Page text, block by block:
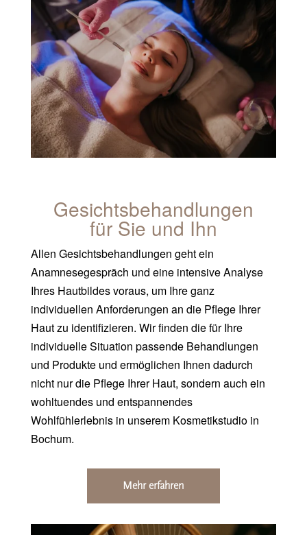
Gesichts­behandlungen
für Sie und Ihn
Allen Gesichtsbehandlungen geht ein
Anamnesegespräch und eine intensive Analyse
Ihres Hautbildes voraus, um Ihre ganz
individuellen Anforderungen an die Pflege Ihrer
Haut zu identifizieren. Wir finden die für Ihre
individuelle Situation passende Behandlungen
und Produkte und ermöglichen Ihnen dadurch
nicht nur die Pflege Ihrer Haut, sondern auch ein
wohltuendes und entspannendes
Wohlfühlerlebnis in unserem Kosmetikstudio in
Bochum.
Mehr erfahren